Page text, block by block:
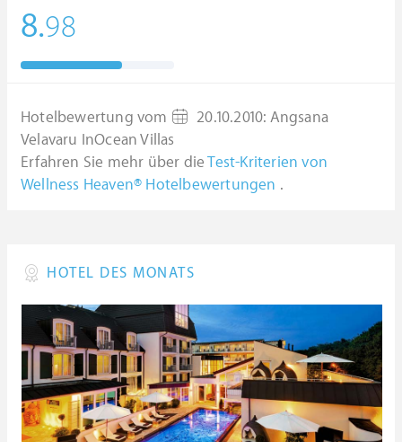
8.98
Hotelbewertung vom 20.10.2010: Angsana
Velavaru InOcean Villas
Erfahren Sie mehr über dieTest-Kriterien von
Wellness Heaven® Hotelbewertungen .
HOTEL DES MONATS